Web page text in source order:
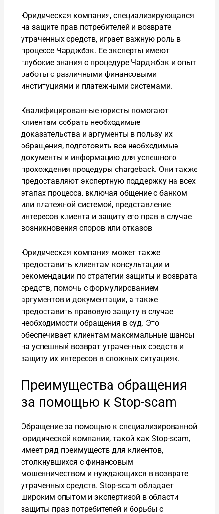
Юридическая компания, специализирующаяся
на защите прав потребителей и возврате
утраченных средств, играет важную роль в
процессе Чарджбэк. Ее эксперты имеют
глубокие знания о процедуре Чарджбэк и опыт
работы с различными финансовыми
институциями и платежными системами.
Квалифицированные юристы помогают
клиентам собрать необходимые
доказательства и аргументы в пользу их
обращения, подготовить все необходимые
документы и информацию для успешного
прохождения процедуры chargeback. Они также
предоставляют экспертную поддержку на всех
этапах процесса, включая общение с банком
или платежной системой, представление
интересов клиента и защиту его прав в случае
возникновения споров или отказов.
Юридическая компания может также
предоставить клиентам консультации и
рекомендации по стратегии защиты и возврата
средств, помочь с формулированием
аргументов и документации, а также
предоставить правовую защиту в случае
необходимости обращения в суд. Это
обеспечивает клиентам максимальные шансы
на успешный возврат утраченных средств и
защиту их интересов в сложных ситуациях.
Преимущества обращения
за помощью к Stop-scam
Обращение за помощью к специализированной
юридической компании, такой как Stop-scam,
имеет ряд преимуществ для клиентов,
столкнувшихся с финансовым
мошенничеством и нуждающихся в возврате
утраченных средств. Stop-scam обладает
широким опытом и экспертизой в области
защиты прав потребителей и борьбы с